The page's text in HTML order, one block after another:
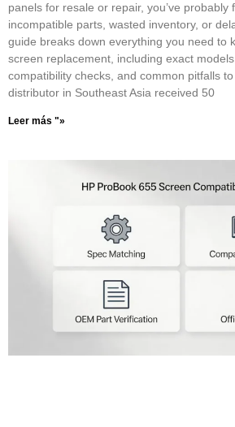
panels for resale or repair, you’ve probably
incompatible parts, wasted inventory, or
guide breaks down everything you need to
screen replacement, including exact
compatibility checks, and common pitfalls
distributor in Southeast Asia received 50
Leer más "»